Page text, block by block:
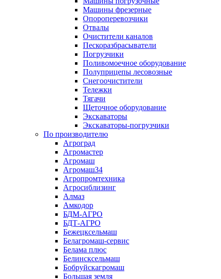
Машины фрезерные
Опороперевозчики
Отвалы
Очистители каналов
Пескоразбрасыватели
Погрузчики
Поливомоечное оборудование
Полуприцепы лесовозные
Снегоочистители
Тележки
Тягачи
Щеточное оборудование
Экскаваторы
Экскаваторы-погрузчики
По производителю
Агроград
Агромастер
Агромаш
Агромаш34
Агропромтехника
Агросиблизинг
Алмаз
Амкодор
БДМ-АГРО
БДТ-АГРО
Бежецксельмаш
Белагромаш-сервис
Белама плюс
Белинсксельмаш
Бобруйскагромаш
Большая земля